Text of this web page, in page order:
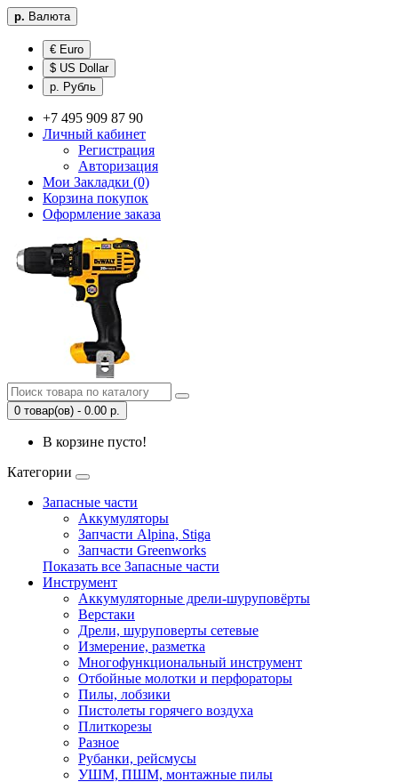
р. Валюта
€ Euro
$ US Dollar
р. Рубль
+7 495 909 87 90
Личный кабинет
Регистрация
Авторизация
Мои Закладки (0)
Корзина покупок
Оформление заказа
0 товар(ов) - 0.00 р.
В корзине пусто!
Категории
Запасные части
Аккумуляторы
Запчасти Alpina, Stiga
Запчасти Greenworks
Показать все Запасные части
Инструмент
Аккумуляторные дрели-шуруповёрты
Верстаки
Дрели, шуруповерты сетевые
Измерение, разметка
Многофункциональный инструмент
Отбойные молотки и перфораторы
Пилы, лобзики
Пистолеты горячего воздуха
Плиткорезы
Разное
Рубанки, рейсмусы
УШМ, ПШМ, монтажные пилы